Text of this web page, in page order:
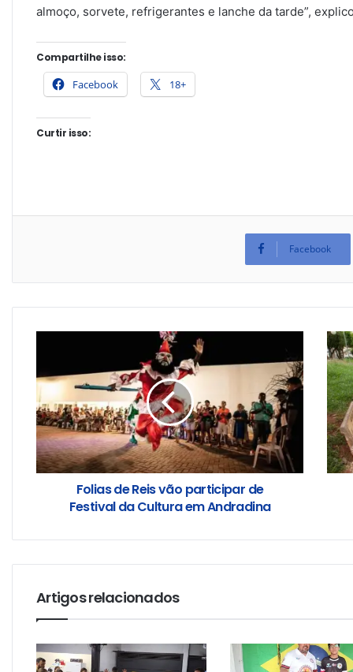
almoço, sorvete, refrigerantes e lanche da tarde”,
Compartilhe isso:
Facebook 18+
Curtir isso:
Facebook
Folias de Reis vão participar de
Festival da Cultura em Andradina
Artigos relacionados